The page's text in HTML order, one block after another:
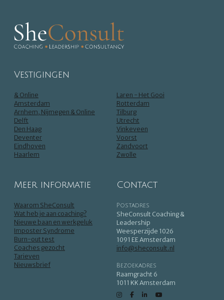
Vestigingen
& Online
Amsterdam
Arnhem, Nijmegen & Online
Delft
Den Haag
Deventer
Eindhoven
Haarlem
Laren - Het Gooi
Rotterdam
Tilburg
Utrecht
Vinkeveen
Voorst
Zandvoort
Zwolle
Meer informatie
Waarom SheConsult
Wat heb je aan coaching?
Nieuwe baan en werkgeluk
Imposter Syndrome
Burn-out test
Coaches gezocht
Tarieven
Nieuwsbrief
Contact
Postadres
SheConsult Coaching &
Leadership
Weesperzijde 1026
1091 EE Amsterdam
info@sheconsult.nl
Bezoekadres
Raamgracht 6
1011 KK Amsterdam